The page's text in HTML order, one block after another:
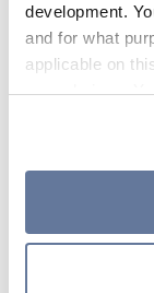
development.
and for what
applicable on
your choices.
If you allow, we
location
ook mogelijk
op een
maken van
actuele en
kabels,